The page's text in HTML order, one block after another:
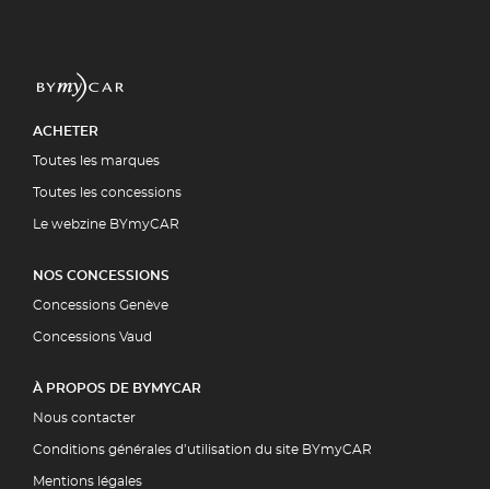
ACHETER
Toutes les marques
Toutes les concessions
Le webzine BYmyCAR
NOS CONCESSIONS
Concessions Genève
Concessions Vaud
À PROPOS DE BYMYCAR
Nous contacter
Conditions générales d’utilisation du site BYmyCAR
Mentions légales